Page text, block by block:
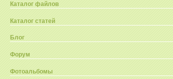
Каталог файлов
Каталог статей
Блог
Форум
Фотоальбомы